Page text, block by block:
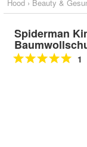
Hood › Beauty &
Spiderman
1